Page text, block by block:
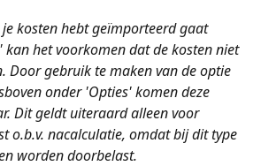
kosten hebt geïmporteerd gaat
kan het voorkomen dat de kosten niet
Door gebruik te maken van de optie
onder 'Opties' komen deze
Dit geldt uiteraard alleen voor
o.b.v. nacalculatie, omdat bij dit type
worden doorbelast.